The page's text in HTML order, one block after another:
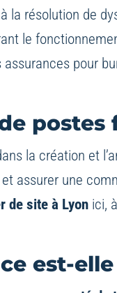
la résolution de
le
assurances pour
la création et
assurer une
de site à Lyon ici, à
est-